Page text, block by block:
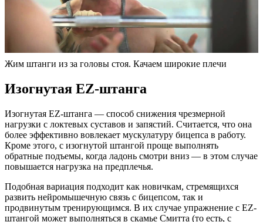
Жим штанги из за головы стоя. Качаем широкие плечи
Изогнутая EZ-штанга
Изогнутая EZ-штанга — способ снижения чрезмерной
нагрузки с локтевых суставов и запястий. Считается, что она
более эффективно вовлекает мускулатуру бицепса в работу.
Кроме этого, с изогнутой штангой проще выполнять
обратные подъемы, когда ладонь смотри вниз — в этом случае
повышается нагрузка на предплечья.
Подобная вариация подходит как новичкам, стремящихся
развить нейромышечную связь с бицепсом, так и
продвинутым тренирующимся. В их случае упражнение с EZ-
штангой может выполняться в скамье Смитта (то есть, с